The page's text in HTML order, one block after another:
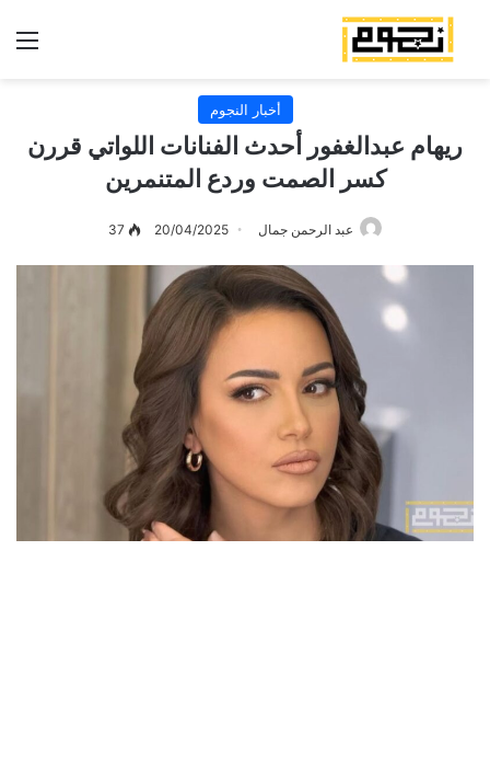
أخبار النجوم
ريهام عبدالغفور أحدث الفنانات اللواتي قررن
كسر الصمت وردع المتنمرين
عبد الرحمن جمال 20/04/2025
37